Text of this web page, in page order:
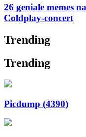
26 geniale memes
Coldplay-concert
Trending
Trending
Picdump (4390)